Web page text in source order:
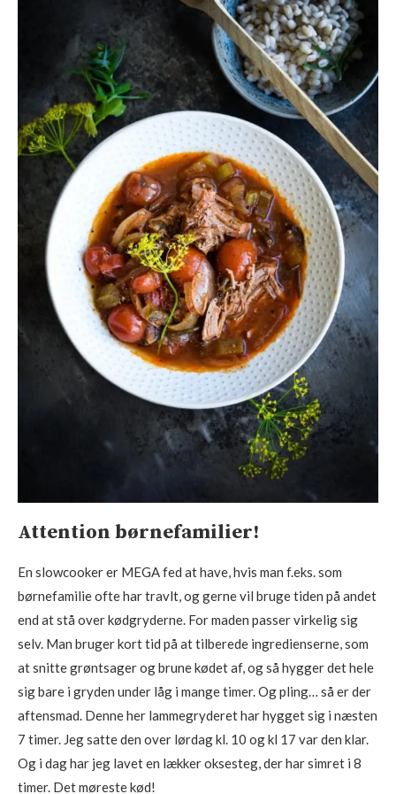
Attention børnefamilier!
En slowcooker er MEGA fed at have, hvis man f.eks. som
børnefamilie ofte har travlt, og gerne vil bruge tiden på andet
end at stå over kødgryderne. For maden passer virkelig sig
selv. Man bruger kort tid på at tilberede ingredienserne, som
at snitte grøntsager og brune kødet af, og så hygger det hele
sig bare i gryden under låg i mange timer. Og pling… så er der
aftensmad. Denne her lammegryderet har hygget sig i næsten
7 timer. Jeg satte den over lørdag kl. 10 og kl 17 var den klar.
Og i dag har jeg lavet en lækker oksesteg, der har simret i 8
timer. Det møreste kød!